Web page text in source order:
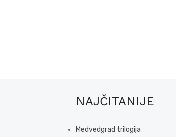
NAJČITANIJE
Medvedgrad trilogija